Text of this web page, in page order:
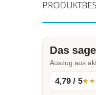
Das
Auszug aus
4,79 / 5